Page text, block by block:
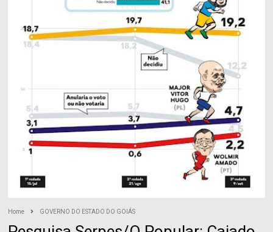
Home GOVERNO DO ESTADO DO GOIÁS